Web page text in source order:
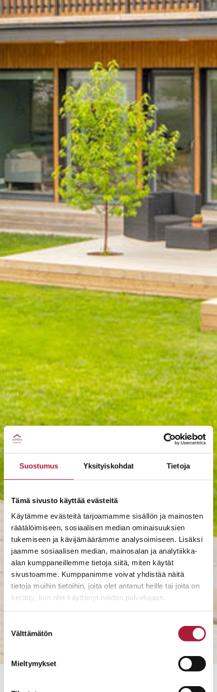
Suostumus Yksityiskohdat Tietoja
Tämä sivusto käyttää evästeitä
Käytämme evästeitä tarjoamamme sisällön ja mainosten
räätälöimiseen, sosiaalisen median ominaisuuksien
tukemiseen ja kävijämäärämme analysoimiseen. Lisäksi
jaamme sosiaalisen median, mainosalan ja analytiikka-
alan kumppaneillemme tietoja siitä, miten käytät
sivustoamme. Kumppanimme voivat yhdistää näitä
tietoja muihin tietoihin, joita olet antanut heille tai joita on
kerätty, kun olet käyttänyt heidän palvelujaan.
valinta
Välttämätön
Mieltymykset